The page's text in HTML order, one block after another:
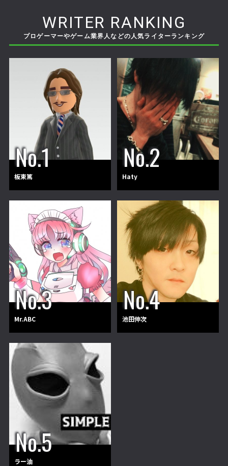
WRITER RANKING
プロゲーマーやゲーム業界人などの人気ライターランキング
板東篤 Haty
Mr.ABC 池田伸次
ラー油